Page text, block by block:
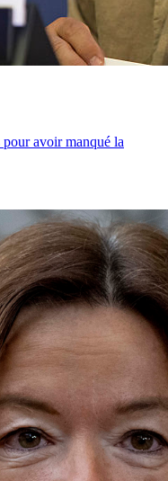
avoir manqué la